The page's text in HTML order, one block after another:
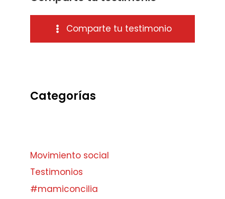
Comparte tu testimonio
Categorías
Movimiento social
Testimonios
#mamiconcilia